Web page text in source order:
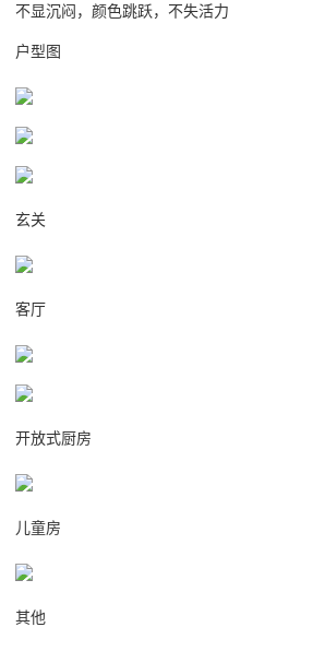
不显沉闷，颜色跳跃，不失活力
户型图
玄关
客厅
开放式厨房
儿童房
其他